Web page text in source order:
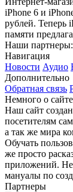
iPhone 6 и
рублей. Теперь
памяти
Наши партнеры:
Навигация
Новости Аудио
Дополнительно
Обратная связь
Немного о сайте
Наш сайт
посетителям
а так же мира
Обучать
же просто
приложений.
мануалы по
Партнеры